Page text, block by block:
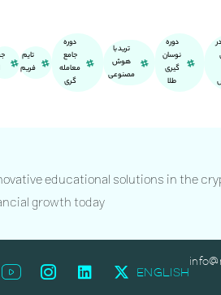
دوره
نوسان
گیری
طلا
ترید با
هوش
مصنوعی
دوره
جامع
معامله
گری
تایم
فریم
educational solutions in the
growth today
ENGLISH